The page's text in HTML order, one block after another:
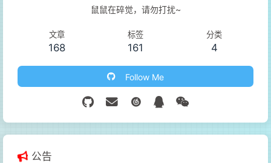
鼠鼠在碎觉，请勿打扰~
文章
168
标签
161
分类
4
Follow Me
公告